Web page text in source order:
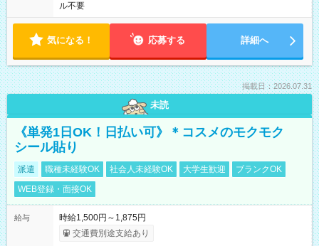
ル不要
気になる！ 応募する 詳細へ
掲載日：2026.07.31
未読
《単発1日OK！日払い可》＊コスメのモクモク
シール貼り
派遣 職種未経験OK 社会人未経験OK 大学生歓迎
ブランクOK
WEB登録・面接OK
給与
時給1,500円～1,875円
交通費別途支給あり